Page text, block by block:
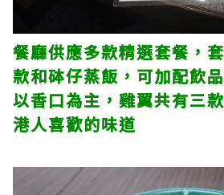
餐廳供應多款精選套餐，
款和砵仔蒸飯，可加配飲
以香口為主，雞翼共有三
港人喜歡的味道